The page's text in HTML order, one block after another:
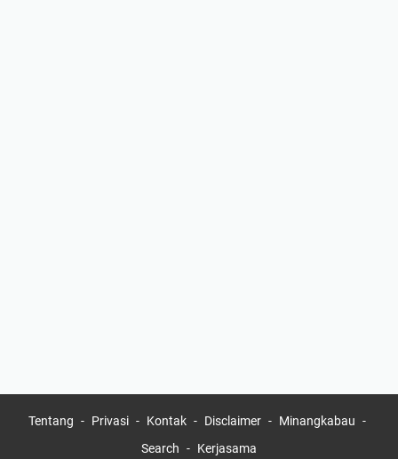
Tentang Privasi Kontak Disclaimer
Minangkabau
Search
Kerjasama